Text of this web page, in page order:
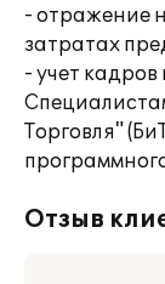
- отражение
затратах
- учет
Торговля"
Отзыв